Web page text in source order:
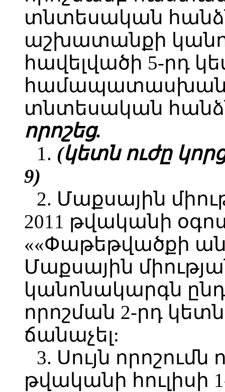
տնտեսական
աշխատանքի
հավելվածի 5-րդ
տնտեսական
որոշեց.
1. (կետն ուժը
9)
2. Մաքսային
2011 թվականի
««Փաթեթվածքի
Մաքսային
կանոնակարգն
որոշման 2-րդ
ճանաչել:
3. Սույն որոշումն
թվականի հուլիսի